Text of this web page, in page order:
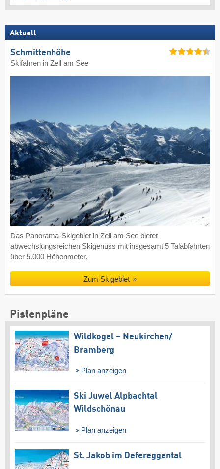
Aktuell
Schmittenhöhe
Skifahren in Zell am See
Das Panorama-Skigebiet in Zell am See bietet
abwechslungsreichen Skigenuss mit insgesamt 5 Talabfahrten
über 5.000 Höhenmeter.
Zum Skigebiet
Pistenpläne
Wildkogel – Neukirchen/​
Bramberg
Plan anzeigen
Ski Juwel Alpbachtal
Wildschönau
Plan anzeigen
St. Jakob im Defereggental